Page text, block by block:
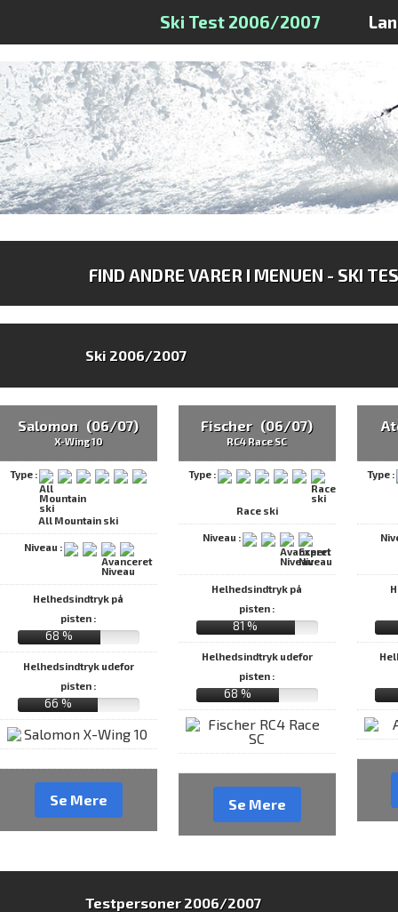
Ski Test 2006/2007
FIND ANDRE VARER I MENUEN - SKI
Ski 2006/2007
Salomon (06/07)
X-Wing 10
Type :
All Mountain ski
Niveau :
Helhedsindtryk på
pisten :
68 %
Helhedsindtryk udefor
pisten :
66 %
Se Mere
Fischer (06/07)
RC4 Race SC
Type :
Race ski
Niveau :
Helhedsindtryk på
pisten :
81 %
Helhedsindtryk udefor
pisten :
68 %
Se Mere
Type :
Testpersoner 2006/2007